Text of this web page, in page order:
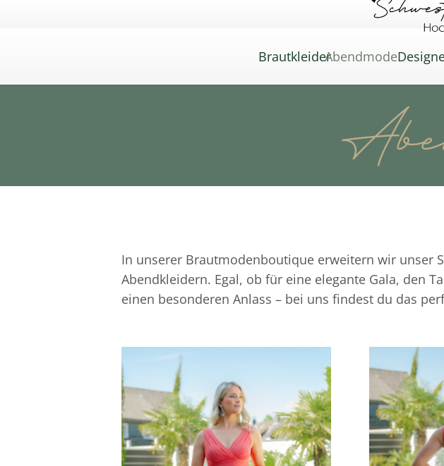
BrautkleiderAbendmode
In unserer Brautmodenboutique erweitern wir unser
Abendkleidern. Egal, ob für eine elegante Gala, den
einen besonderen Anlass – bei uns findest du das